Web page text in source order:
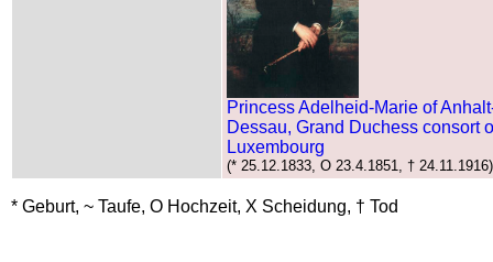
Princess Adelheid-Marie of
Dessau, Grand Duchess consort
Luxembourg
(* 25.12.1833, O 23.4.1851, † 24.11.1916)
* Geburt, ~ Taufe, O Hochzeit, X Scheidung, † Tod